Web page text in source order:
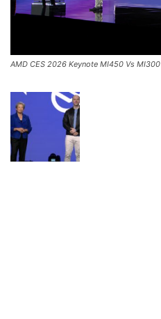
AMD CES 2026 Keynote MI450 Vs MI300